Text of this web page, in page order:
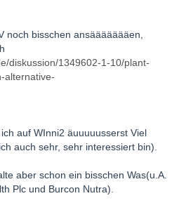
noch bisschen ansäääääääen,
diskussion/1349602-1-10/plant-
alternative-
auf WInni2 äuuuuusserst Viel
auch sehr, sehr interessiert bin).
aber schon ein bisschen Was(u.A.
Plc und Burcon Nutra).